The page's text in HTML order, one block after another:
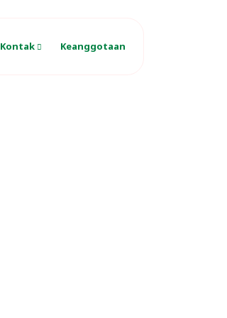
Kontak Keanggotaan